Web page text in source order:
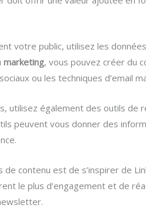
votre public, utilisez les
marketing, vous pouvez créer du
ou les techniques d’email
utilisez également des outils de
peuvent vous donner des
contenu est de s’inspirer de
le plus d’engagement et de